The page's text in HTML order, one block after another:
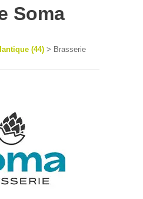
Soma
(44) > Brasserie